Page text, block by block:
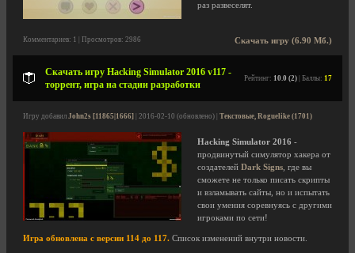
раз развеселят.
Скачать игру (6.90 Мб.)
Комментариев: 1 | Просмотров: 2986
Скачать игру Hacking Simulator 2016 v117 -
торрент, игра на стадии разработки
Рейтинг: 10.0 (2) | Баллы: 17
Игру добавил John2s [11865|1666] | 2016-02-10 (обновлено) | Текстовые, Roguelike (1701)
Hacking Simulator 2016 -
продвинутый симулятор хакера от
создателей Dark Signs , где вы
сможете не только писать скрипты
и взламывать сайты, но и испытать
свои умения соревнуясь с другими
игроками по сети!
Игра обновлена с версии 114 до 117. Список изменений внутри новости.